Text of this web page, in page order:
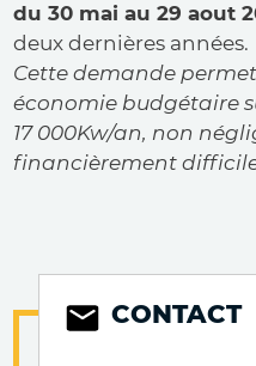
du 30 mai au 29 aout
deux dernières années.
Cette demande
économie budgétaire
17 000Kw/an, non
financièrement
CONTACT